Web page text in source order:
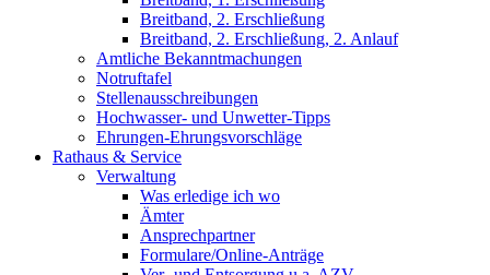
Breitband, 2. Erschließung
Breitband, 2. Erschließung, 2. Anlauf
Amtliche Bekanntmachungen
Notruftafel
Stellenausschreibungen
Hochwasser- und Unwetter-Tipps
Ehrungen-Ehrungsvorschläge
Rathaus & Service
Verwaltung
Was erledige ich wo
Ämter
Ansprechpartner
Formulare/Online-Anträge